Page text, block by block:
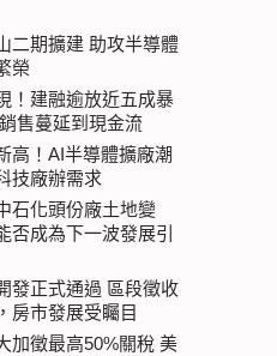
二期擴建 助攻半導體
榮
！建融逾放近五成暴
售蔓延到現金流
高！AI半導體擴廠潮
技廠辦需求
石化頭份廠土地變
否成為下一波發展引
發正式通過 區段徵收
房市發展受矚目
加徵最高50%關稅 美